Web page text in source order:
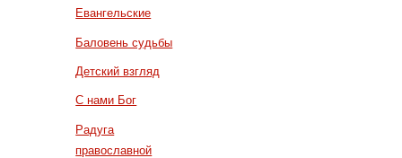
Евангельские
Баловень судьбы
Детский взгляд
С нами Бог
Радуга
православной